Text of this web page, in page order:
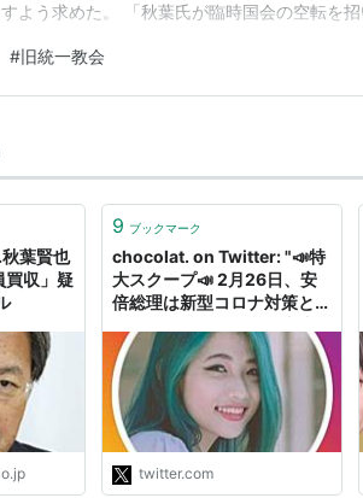
よう求めた。 「秋葉氏が臨時国会の空転を
たすべきだ」と言及。秋葉氏本人が説明の機
の福島県出張中止について、知事…
#旧統一教会
葉賢也
買収」疑
9 ブックマーク
chocolat. on Twitter: "📣特
大スクープ📣 2月26日、安
倍総理は新型コロナ対策とし
規模縮小を要請。 しかし同
日午後6時～自民党の秋葉賢
也議員 @akibakenya による
政治資金パーティがあった模
様😰秋葉氏は総理補佐官
で、…
https://t.co/8UdpJW3tOO
twitter.com